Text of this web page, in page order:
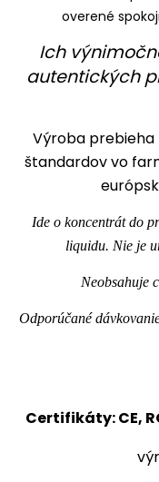
overené
Ich
autentických
Výroba prebieha
štandardov vo
Ide o koncentrát do
liquidu. Nie je
Neobsahuje
Odporúčané
Certifikáty: CE,